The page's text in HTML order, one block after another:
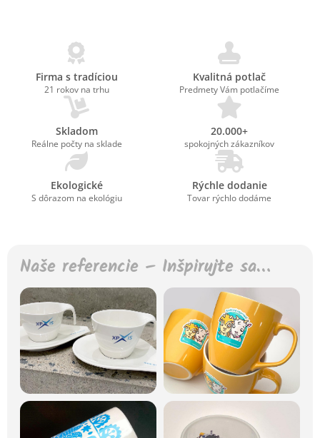
Firma s tradíciou
21 rokov na trhu
Kvalitná potlač
Predmety Vám potlačíme
Skladom
Reálne počty na sklade
20.000+
spokojných zákazníkov
Ekologické
S dôrazom na ekológiu
Rýchle dodanie
Tovar rýchlo dodáme
Naše referencie – Inšpirujte sa…